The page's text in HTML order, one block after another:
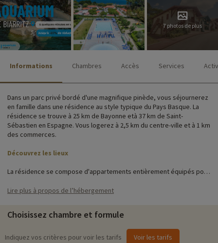
7 photos de plus
Informations Chambres Accès Services
Dans un parc privé bordé d'une magnifique pinède, vous séjournerez
en famille dans une résidence au style typique du Pays Basque. La
résidence se trouve à 25 km de Bayonne età 37 km de Saint-
Sébastien en Espagne. Vous logerez à 2,5 km du centre-ville et à 1 km
des commerces.
Découvrez les lieux
La résidence se compose d'appartements entièrement équipés pour
plaque vitrocéramique, micro-ondes/gril, lave-vaisselle et ustensiles
personnes à mobilité réduite.
Activités famille sur place
Lire plus à propos de l’hébergement
Choisissez chambre et formule
Indiquez vos critères pour voir les tarifs Voir les tarifs